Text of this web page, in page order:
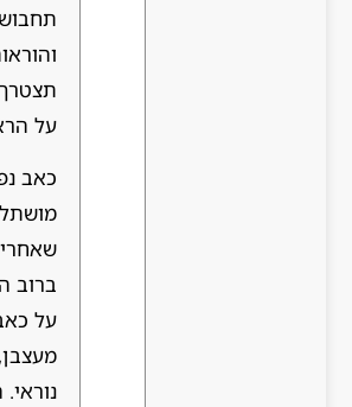
על
כאב
ברוב
על